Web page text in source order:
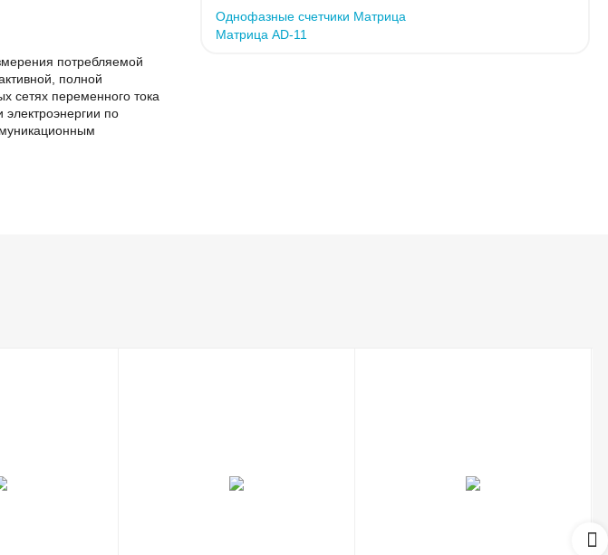
Однофазные счетчики Матрица
Матрица AD-11
потребляемой
полной
сетях переменного тока
по